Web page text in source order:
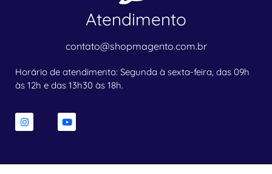
Atendimento
contato@shopmagento.com.br
Horário de atendimento: Segunda à sexta-feira, das 09h
às 12h e das 13h30 às 18h.